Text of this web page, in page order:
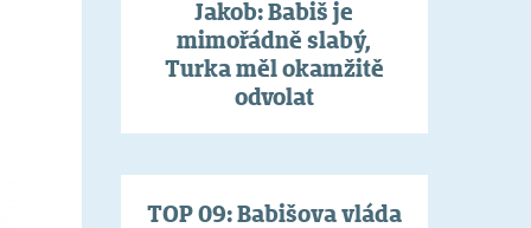
Jakob: Babiš je
mimořádně slabý,
Turka měl okamžitě
odvolat
TOP 09: Babišova vláda